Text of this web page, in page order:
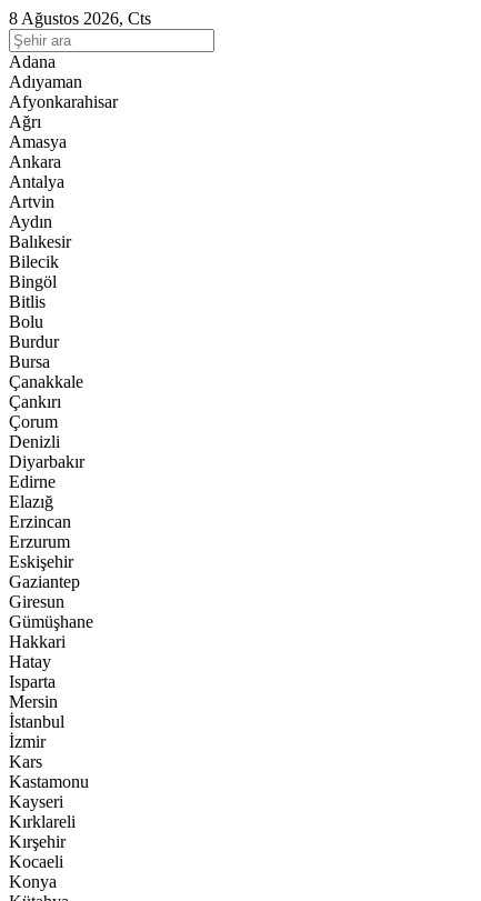
8 Ağustos 2026, Cts
Adana
Adıyaman
Afyonkarahisar
Ağrı
Amasya
Ankara
Antalya
Artvin
Aydın
Balıkesir
Bilecik
Bingöl
Bitlis
Bolu
Burdur
Bursa
Çanakkale
Çankırı
Çorum
Denizli
Diyarbakır
Edirne
Elazığ
Erzincan
Erzurum
Eskişehir
Gaziantep
Giresun
Gümüşhane
Hakkari
Hatay
Isparta
Mersin
İstanbul
İzmir
Kars
Kastamonu
Kayseri
Kırklareli
Kırşehir
Kocaeli
Konya